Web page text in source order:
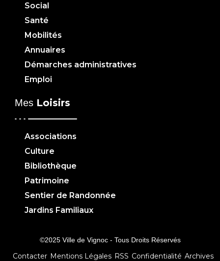
Social
Santé
Mobilités
Annuaires
Démarches administratives
Emploi
Mes Loisirs
Associations
Culture
Bibliothèque
Patrimoine
Sentier de Randonnée
Jardins Familiaux
©2025 Ville de Vignoc - Tous Droits Réservés
Contacter Mentions Légales RSS Confidentialité Archives